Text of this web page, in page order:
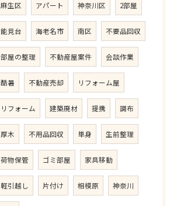
麻生区 アパート 神奈川区 2部屋
能見台 海老名市 南区 不要品回収
部屋の整理 不動産屋案件 会談作業
酷暑 不動産売却 リフォーム屋
リフォーム 建築廃材 提携 調布
厚木 不用品回収 単身 生前整理
荷物保管 ゴミ部屋 家具移動
軽引越し 片付け 相模原 神奈川